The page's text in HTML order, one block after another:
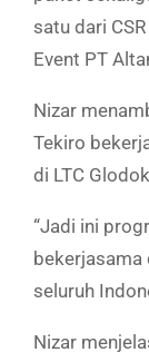
satu dari
Event PT
Nizar
Tekiro
di LTC
“Jadi ini
bekerjasama
seluruh
Nizar